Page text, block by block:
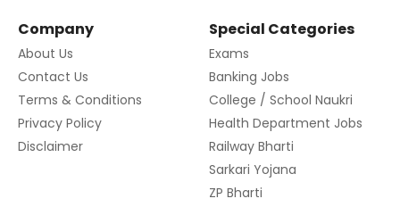
Company
About Us
Contact Us
Terms & Conditions
Privacy Policy
Disclaimer
Special Categories
Exams
Banking Jobs
College / School Naukri
Health Department Jobs
Railway Bharti
Sarkari Yojana
ZP Bharti